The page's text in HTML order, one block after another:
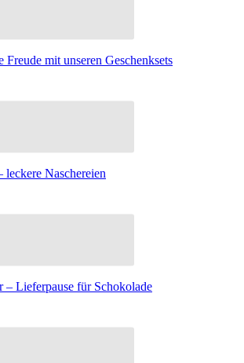
Freude mit unseren Geschenksets
leckere Naschereien
– Lieferpause für Schokolade